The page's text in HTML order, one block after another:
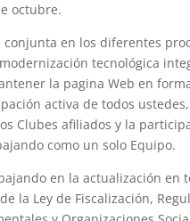
octubre.
en los diferentes
tecnológica
la pagina Web en
activa de todos
Clubes afiliados y la
como un solo Equipo.
en la actualización en
la Ley de Fiscalización,